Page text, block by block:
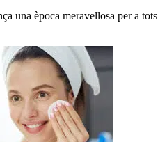
una època meravellosa per a tots